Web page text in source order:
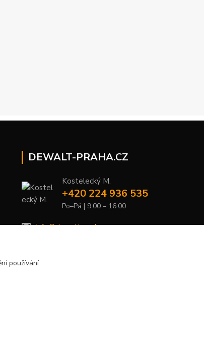
DEWALT-PRAHA.CZ
Kostelecký M.
+420 224 936 535
Po–Pá | 9:00 – 16:00
info@dewalt-praha.cz
používání